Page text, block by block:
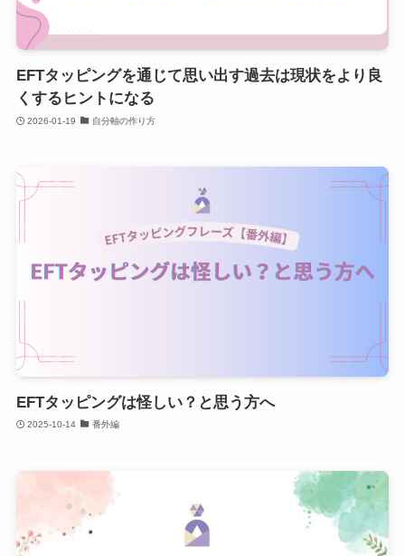
EFTタッピングを通じて思い出す過去は現状をより良
くするヒントになる
2026-01-19 自分軸の作り方
EFTタッピングは怪しい？と思う方へ
2025-10-14 番外編